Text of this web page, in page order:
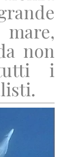
non
i